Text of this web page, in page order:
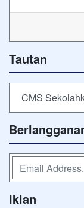
Tautan
CMS
Iklan